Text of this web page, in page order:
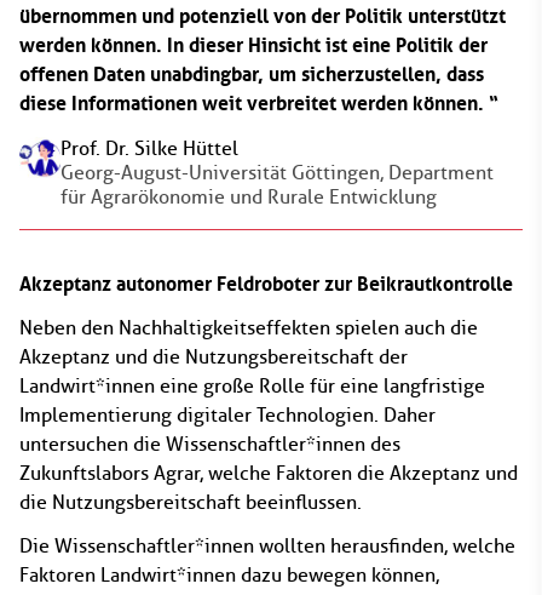
übernommen und potenziell von der Politik unterstützt
werden können. In dieser Hinsicht ist eine Politik der
offenen Daten unabdingbar, um sicherzustellen, dass
diese Informationen weit verbreitet werden können.
Prof. Dr. Silke Hüttel
Georg-August-Universität Göttingen, Department
für Agrarökonomie und Rurale Entwicklung
Akzeptanz autonomer Feldroboter zur Beikrautkontrolle
Neben den Nachhaltigkeitseffekten spielen auch die
Akzeptanz und die Nutzungsbereitschaft der
Landwirt*innen eine große Rolle für eine langfristige
Implementierung digitaler Technologien. Daher
untersuchen die Wissenschaftler*innen des
Zukunftslabors Agrar, welche Faktoren die Akzeptanz und
die Nutzungsbereitschaft beeinflussen.
Die Wissenschaftler*innen wollten herausfinden, welche
Faktoren Landwirt*innen dazu bewegen können,